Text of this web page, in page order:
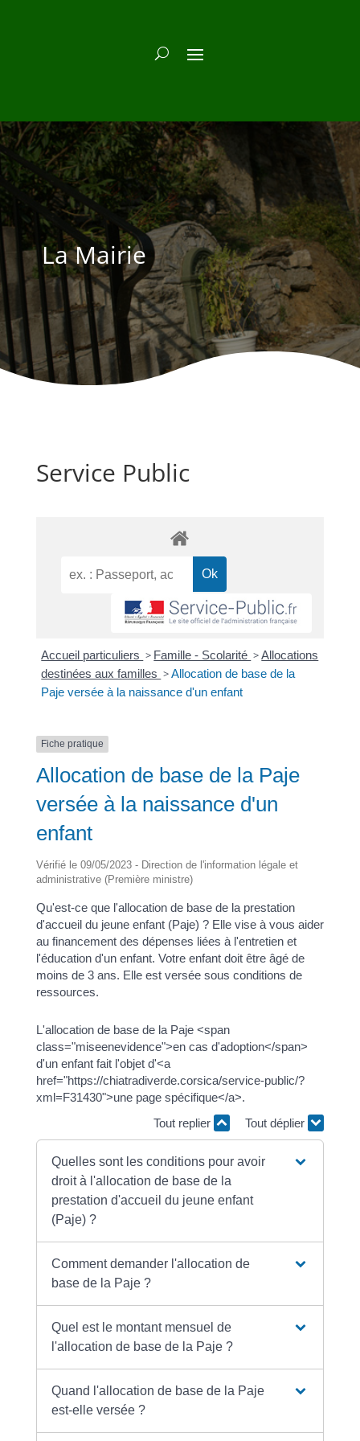
La Mairie
Service Public
Accueil particuliers > Famille - Scolarité >Allocations
destinées aux familles >Allocation de base de la
Paje versée à la naissance d'un enfant
Fiche pratique
Allocation de base de la Paje
versée à la naissance d'un
enfant
Vérifié le 09/05/2023 - Direction de l'information légale et
administrative (Première ministre)
Qu'est-ce que l'allocation de base de la prestation
d'accueil du jeune enfant (Paje) ? Elle vise à vous aider
au financement des dépenses liées à l'entretien et
l'éducation d'un enfant. Votre enfant doit être âgé de
moins de 3 ans. Elle est versée sous conditions de
ressources.
L'allocation de base de la Paje <span
class="miseenevidence">en cas d'adoption</span>
d'un enfant fait l'objet d'<a
href="https://chiatradiverde.corsica/service-public/?
xml=F31430">une page spécifique</a>.
Tout replier
Tout déplier
Quelles sont les conditions pour avoir
droit à l'allocation de base de la
prestation d'accueil du jeune enfant
(Paje) ?
Comment demander l'allocation de
base de la Paje ?
Quel est le montant mensuel de
l'allocation de base de la Paje ?
Quand l'allocation de base de la Paje
est-elle versée ?